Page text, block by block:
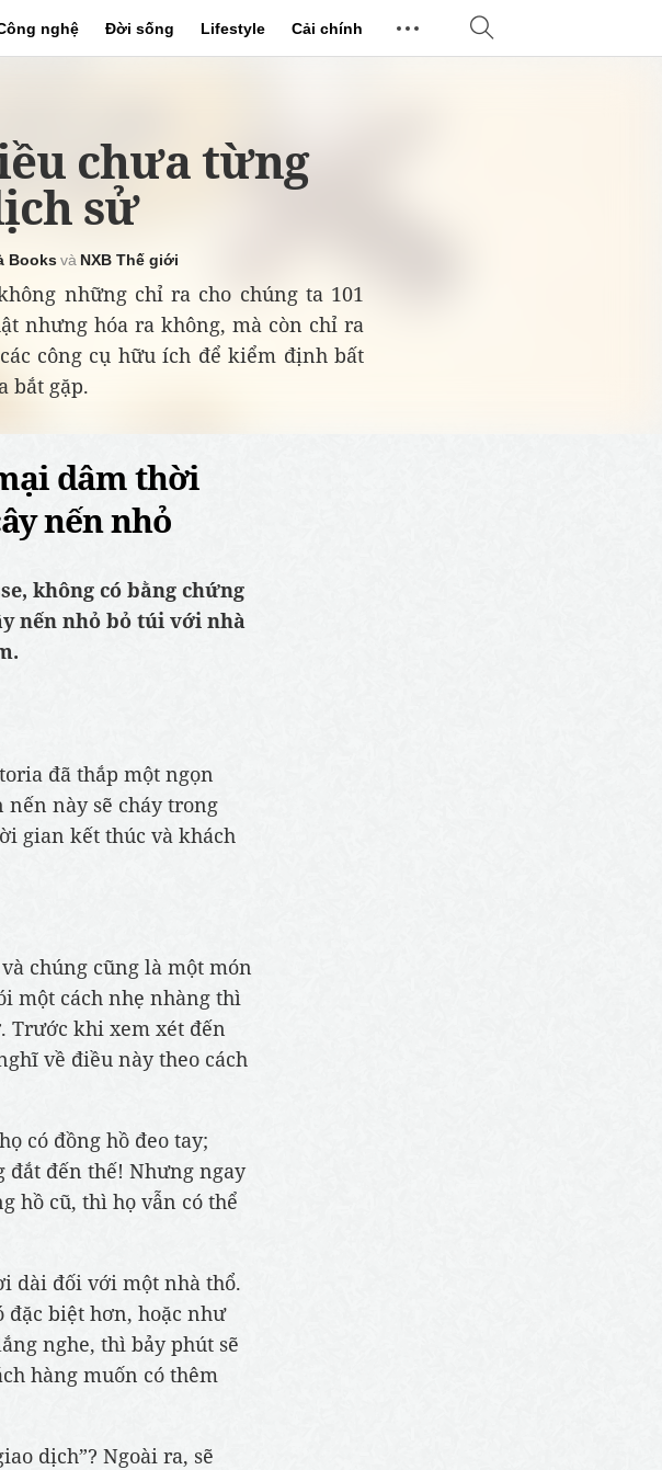
nghệ Đời sống Lifestyle Cải chính
chưa từng
sử
Books NXB Thế giới
những chỉ ra cho chúng ta 101
nhưng hóa ra không, mà còn chỉ ra
công cụ hữu ích để kiểm định bất
bắt gặp.
dâm thời
nến nhỏ
không có bằng chứng
nến nhỏ bỏ túi với nhà
đã thắp một ngọn
này sẽ cháy trong
gian kết thúc và khách
chúng cũng là một món
một cách nhẹ nhàng thì
Trước khi xem xét đến
về điều này theo cách
có đồng hồ đeo tay;
đắt đến thế! Nhưng ngay
hồ cũ, thì họ vẫn có thể
dài đối với một nhà thổ.
đặc biệt hơn, hoặc như
nghe, thì bảy phút sẽ
hàng muốn có thêm
dịch”? Ngoài ra, sẽ